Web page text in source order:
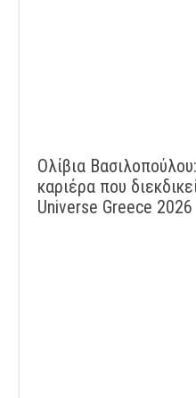
Ολίβια
καριέρα που
Universe Greece 2026